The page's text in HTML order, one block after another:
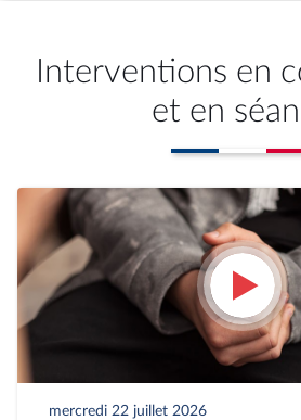
Interventions en
et en
mercredi 22 juillet 2026